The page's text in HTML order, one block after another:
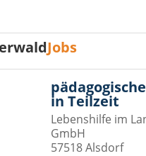
Jobs
in Teilzeit
Lebenshilfe im
GmbH
57518 Alsdorf